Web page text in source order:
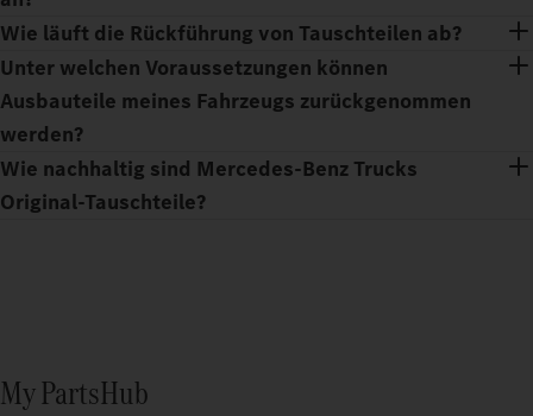
Wie läuft die Rückführung von Tauschteilen ab?
Unter welchen Voraussetzungen können
Ausbauteile meines Fahrzeugs zurückgenommen
werden?
Wie nachhaltig sind Mercedes‑Benz Trucks
Original-Tauschteile?
My PartsHub